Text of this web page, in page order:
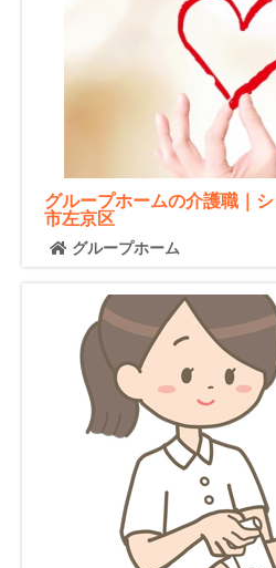
グループホームの介護職｜
市左京区
グループホーム